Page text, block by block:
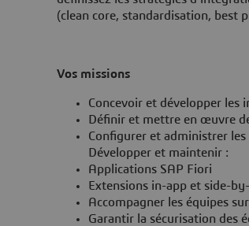
(clean core, standardisation, best
Vos missions
Concevoir et développer les
Définir et mettre en œuvre
Configurer et administrer
Développer et maintenir :
Applications SAP Fiori
Extensions in-app et side-
Accompagner les équipes
Garantir la sécurisation des